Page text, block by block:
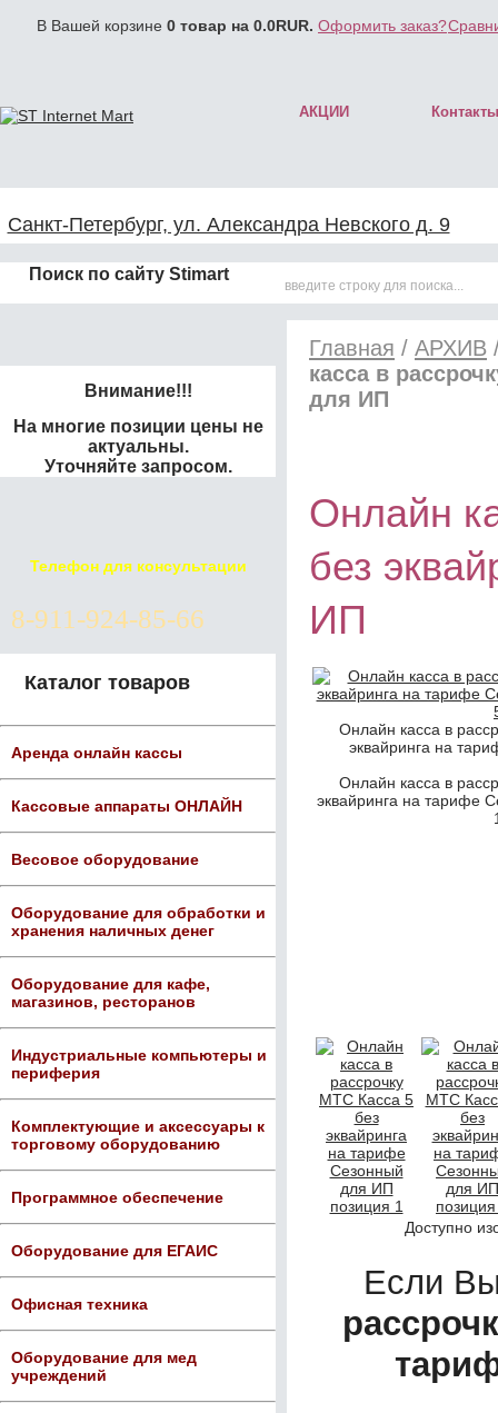
В Вашей корзине 0 товар на 0.0RUR. Оформить заказ?
АКЦИИ Контакты
Санкт-Петербург, ул. Александра Невского д. 9
Поиск по сайту Stimart
Внимание!!!
На многие позиции цены не
актуальны.
Уточняйте запросом.
Телефон для консультации
8-911-924-85-66
Каталог товаров
Аренда онлайн кассы
Кассовые аппараты ОНЛАЙН
Весовое оборудование
Оборудование для обработки и
хранения наличных денег
Оборудование для кафе,
магазинов, ресторанов
Индустриальные компьютеры и
периферия
Комплектующие и аксессуары к
торговому оборудованию
Программное обеспечение
Оборудование для ЕГАИС
Офисная техника
Оборудование для мед
учреждений
Главная / АРХИВ
касса в
для ИП
Онлайн
без
ИП
Онлайн касса в
эквайринга на
Онлайн касса в
эквайринга на тарифе
Доступно
Если